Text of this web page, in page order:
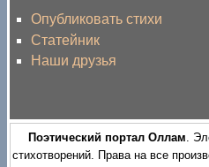
Опубликовать стихи
Статейник
Наши друзья
Поэтический портал Оллам.
стихотворений. Права на все